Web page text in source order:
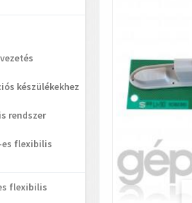
készülékekhez
rendszer
es flexibilis
flexibilis